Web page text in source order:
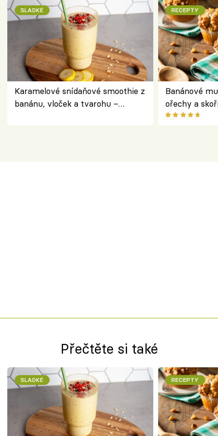
SLADKÉ
Karamelové snídaňové smoothie z
banánu, vloček a tvarohu –
RECEPTY
Banánové
ořechy a
Přečtěte si také
SLADKÉ RECEPTY